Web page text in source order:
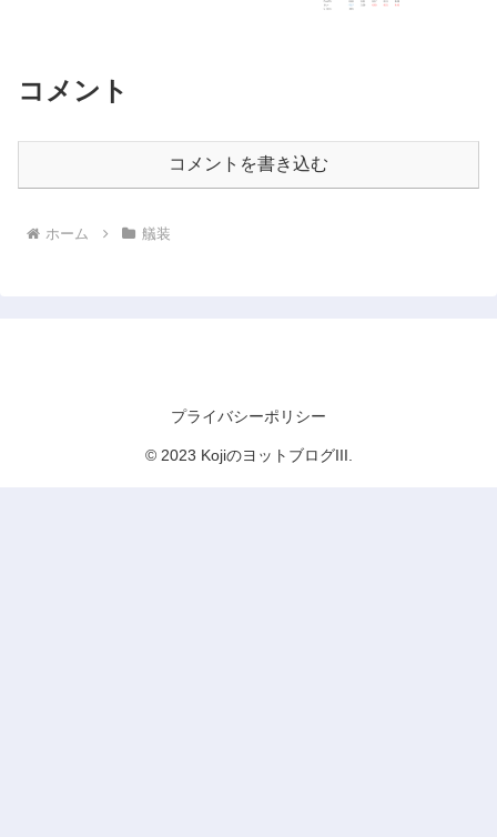
コメント
コメントを書き込む
ホーム 艤装
プライバシーポリシー
© 2023 KojiのヨットブログIII.